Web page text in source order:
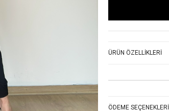
ÜRÜN ÖZELLIKLERI
ÖDEME SEÇENEKLERI